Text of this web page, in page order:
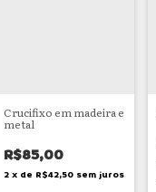
Crucifixo em madeira e
metal
R$85,00
2 x de R$42,50 sem juros